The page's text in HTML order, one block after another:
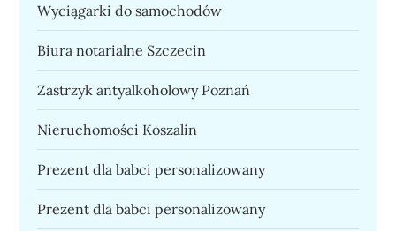
Wyciągarki do samochodów
Biura notarialne Szczecin
Zastrzyk antyalkoholowy Poznań
Nieruchomości Koszalin
Prezent dla babci personalizowany
Prezent dla babci personalizowany